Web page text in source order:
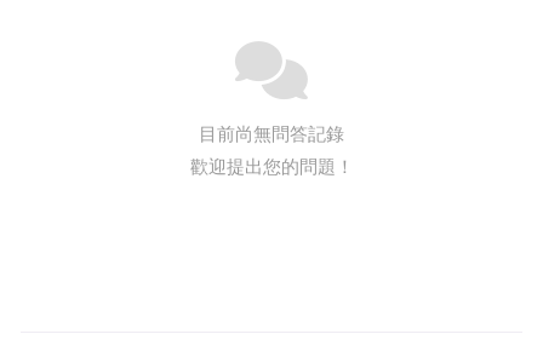
目前尚無問答記錄
歡迎提出您的問題！